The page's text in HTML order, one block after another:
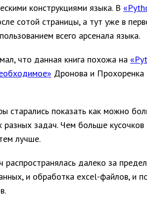
конструкциями языка. В
сотой страницы, а тут уже в
всего арсенала языка.
что данная книга похожа на
Дронова и
старались показать как можно
задач. Чем больше
лучше.
распространялась далеко за
и обработка excel-файлов, и